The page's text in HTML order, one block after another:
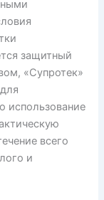
защитный
«Супротек»
использование
всего
и